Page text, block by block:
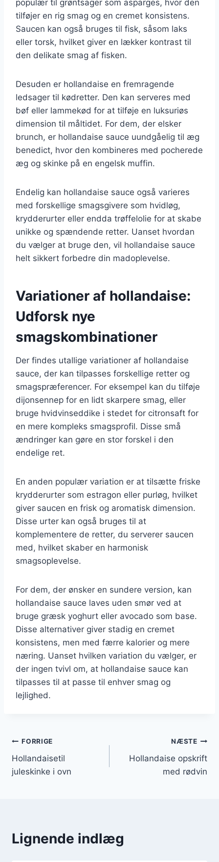
populær til grøntsager som asparges, hvor den
tilføjer en rig smag og en cremet konsistens.
Saucen kan også bruges til fisk, såsom laks
eller torsk, hvilket giver en lækker kontrast til
den delikate smag af fisken.
Desuden er hollandaise en fremragende
ledsager til kødretter. Den kan serveres med
bøf eller lammekød for at tilføje en luksuriøs
dimension til måltidet. For dem, der elsker
brunch, er hollandaise sauce uundgåelig til æg
benedict, hvor den kombineres med pocherede
æg og skinke på en engelsk muffin.
Endelig kan hollandaise sauce også varieres
med forskellige smagsgivere som hvidløg,
krydderurter eller endda trøffelolie for at skabe
unikke og spændende retter. Uanset hvordan
du vælger at bruge den, vil hollandaise sauce
helt sikkert forbedre din madoplevelse.
Variationer af hollandaise:
Udforsk nye
smagskombinationer
Der findes utallige variationer af hollandaise
sauce, der kan tilpasses forskellige retter og
smagspræferencer. For eksempel kan du tilføje
dijonsennep for en lidt skarpere smag, eller
bruge hvidvinseddike i stedet for citronsaft for
en mere kompleks smagsprofil. Disse små
ændringer kan gøre en stor forskel i den
endelige ret.
En anden populær variation er at tilsætte friske
krydderurter som estragon eller purløg, hvilket
giver saucen en frisk og aromatisk dimension.
Disse urter kan også bruges til at
komplementere de retter, du serverer saucen
med, hvilket skaber en harmonisk
smagsoplevelse.
For dem, der ønsker en sundere version, kan
hollandaise sauce laves uden smør ved at
bruge græsk yoghurt eller avocado som base.
Disse alternativer giver stadig en cremet
konsistens, men med færre kalorier og mere
næring. Uanset hvilken variation du vælger, er
der ingen tvivl om, at hollandaise sauce kan
tilpasses til at passe til enhver smag og
lejlighed.
Indlægsnavigation
FORRIGE
Hollandaisetil
juleskinke i ovn
NÆSTE
Hollandaise opskrift
med rødvin
Lignende indlæg